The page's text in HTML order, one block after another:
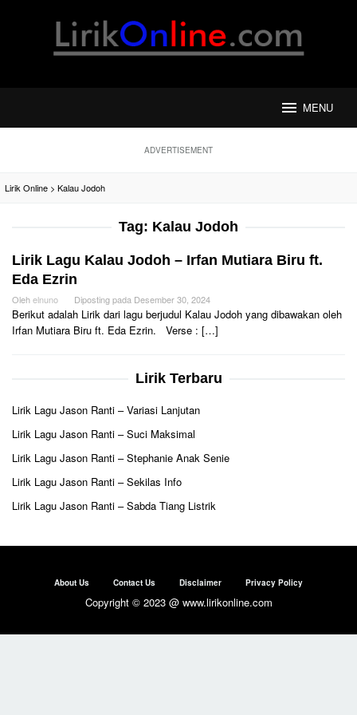
MENU
ADVERTISEMENT
Lirik Online > Kalau Jodoh
Tag: Kalau Jodoh
Lirik Lagu Kalau Jodoh – Irfan Mutiara Biru ft.
Eda Ezrin
Olehelnuno Diposting pada Desember 30, 2024
Berikut adalah Lirik dari lagu berjudul Kalau Jodoh yang dibawakan oleh
Irfan Mutiara Biru ft. Eda Ezrin. Verse : […]
Lirik Terbaru
Lirik Lagu Jason Ranti – Variasi Lanjutan
Lirik Lagu Jason Ranti – Suci Maksimal
Lirik Lagu Jason Ranti – Stephanie Anak Senie
Lirik Lagu Jason Ranti – Sekilas Info
Lirik Lagu Jason Ranti – Sabda Tiang Listrik
About Us Contact Us Disclaimer Privacy Policy
Copyright © 2023 @ www.lirikonline.com